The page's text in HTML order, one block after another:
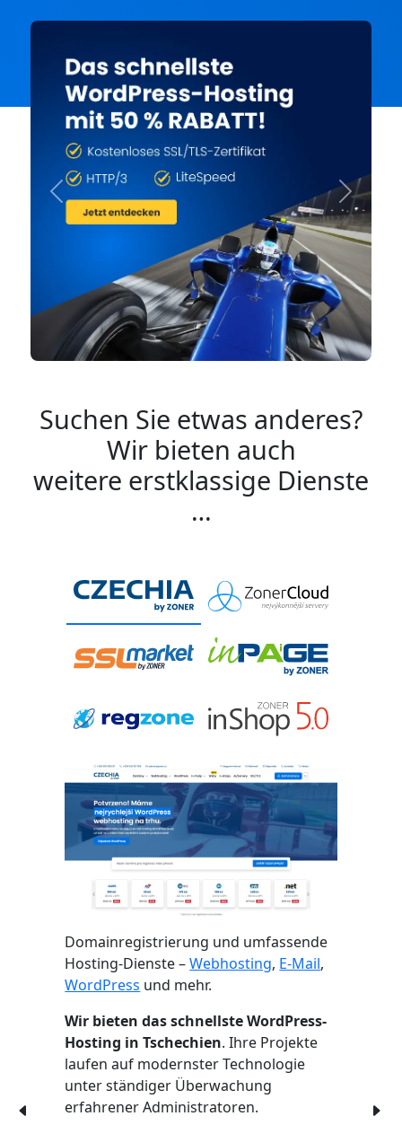
Previous Next
Suchen Sie etwas anderes?
Wir bieten auch
weitere erstklassige Dienste
…
Domainregistrierung und umfassende
Hosting-Dienste –Webhosting, E-Mail,
WordPress und mehr.
Wir bieten das schnellste WordPress-
Hosting in Tschechien. Ihre Projekte
laufen auf modernster Technologie
unter ständiger Überwachung
erfahrener Administratoren.